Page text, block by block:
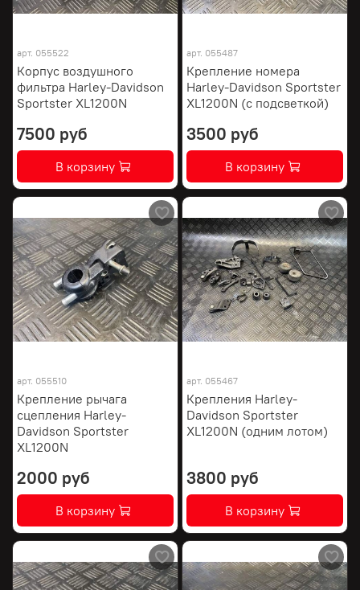
арт. 055522
Корпус воздушного
фильтра Harley-Davidson
Sportster XL1200N
7500 руб
В корзину
арт. 055487
Крепление номера
Harley-Davidson Sportster
XL1200N (с подсветкой)
3500 руб
В корзину
арт. 055510
Крепление рычага
сцепления Harley-
Davidson Sportster
XL1200N
2000 руб
В корзину
арт. 055467
Крепления Harley-
Davidson Sportster
XL1200N (одним лотом)
3800 руб
В корзину